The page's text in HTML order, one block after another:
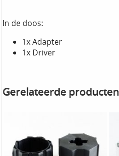
In de doos:
1x Adapter
1x Driver
Gerelateerde producten